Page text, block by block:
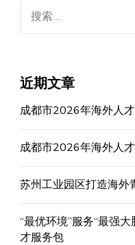
索：
近期文章
成都市2026年海外人
成都市2026年海外人
苏州工业园区打造海外
“最优环境”服务“最强
才服务包